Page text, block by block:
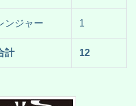
ンジャー 1
計 12